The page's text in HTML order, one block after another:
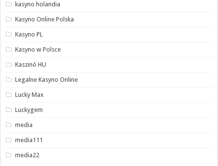
kasyno holandia
Kasyno Online Polska
Kasyno PL
Kasyno w Polsce
Kaszinó HU
Legalne Kasyno Online
Lucky Max
Luckygem
media
media111
media22